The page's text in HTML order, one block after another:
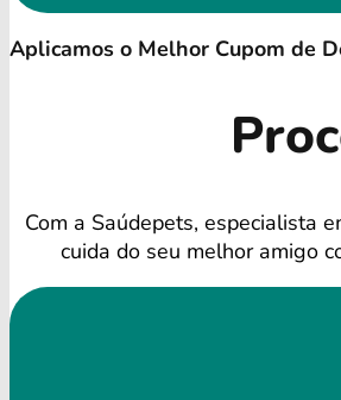
Aplicamos o Melhor Cupom de
Com a Saúdepets, especialista
cuida do seu melhor amigo